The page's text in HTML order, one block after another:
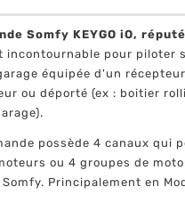
Somfy KEYGO iO,
incontournable pour piloter
équipée d'un
ou déporté (ex : boitier
possède 4 canaux qui
ou 4 groupes de
Principalement en